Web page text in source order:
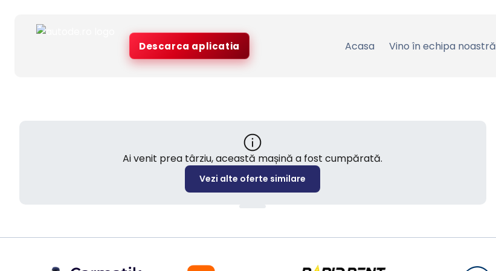
Descarca aplicatia Acasa Vino în echipa noastră
Ai venit prea târziu, această mașină a fost cumpărată.
Vezi alte oferte similare